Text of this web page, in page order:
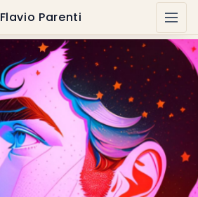
Flavio Parenti